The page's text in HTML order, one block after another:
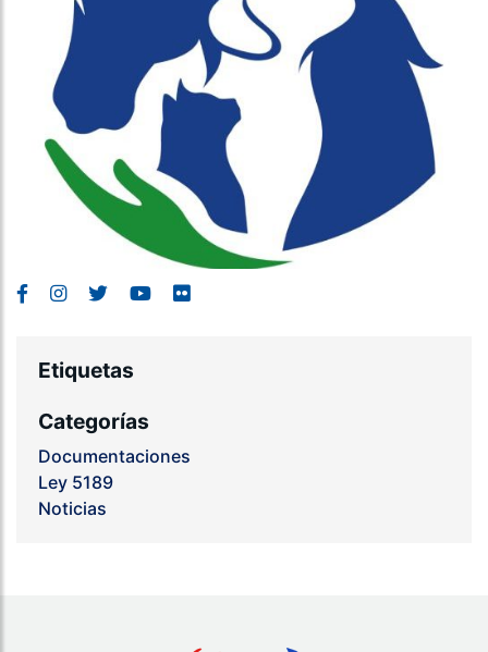
Etiquetas
Categorías
Documentaciones
Ley 5189
Noticias